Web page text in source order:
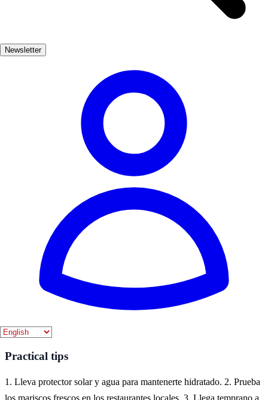
Newsletter
experience, Playa de las Tres Piedras provides a more tranquil
every preference.
BajoFácilApto
Exterior
disfrutar de las playas de Chipiona, ya que el clima es cálido y
soleado. Sin embargo, también se puede visitar en septiembre,
cuando las multitudes disminuyen y el clima sigue siendo agradable.
Where to experience it
Chipiona es un destino costero en la provincia de Cádiz, conocido
por sus hermosas playas de arena dorada y su ambiente relajado.
por la playa y una rica gastronomía local.
Practical tips
1. Lleva protector solar y agua para mantenerte hidratado. 2. Prueba